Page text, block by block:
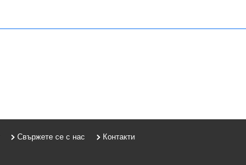
Свържете се с нас
Контакти